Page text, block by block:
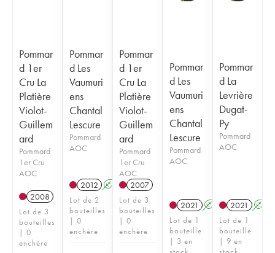
Pommar
d 1er
Cru La
Platière
Violot-
Guillem
ard
Pommard
1er Cru
AOC
2008
Lot de 3
bouteilles
| 0
enchère
Pommar
d Les
Vaumuri
ens
Chantal
Lescure
Pommard
AOC
2012 A
Lot de 2
bouteilles
| 0
enchère
Pommar
d 1er
Cru La
Platière
Violot-
Guillem
ard
Pommard
1er Cru
AOC
2007
Lot de 3
bouteilles
| 0
enchère
Pommar
d Les
Vaumuri
ens
Chantal
Lescure
Pommard
AOC
2021 A
Lot de 1
bouteille
| 3 en
Pommar
d La
Levrière
Dugat-
Py
Pommard
AOC
2021 A
Lot de 1
bouteille
| 9 en